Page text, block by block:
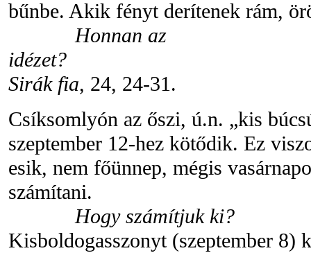
bűnbe. Akik fényt derítenek rám,
Honnan az
idézet?
Sirák fia, 24, 24-31.
Csíksomlyón az őszi, ú.n. „kis
szeptember 12-hez kötődik. Ez
esik, nem főünnep, mégis
számítani.
Hogy számítjuk ki?
Kisboldogasszonyt (szeptember 8)